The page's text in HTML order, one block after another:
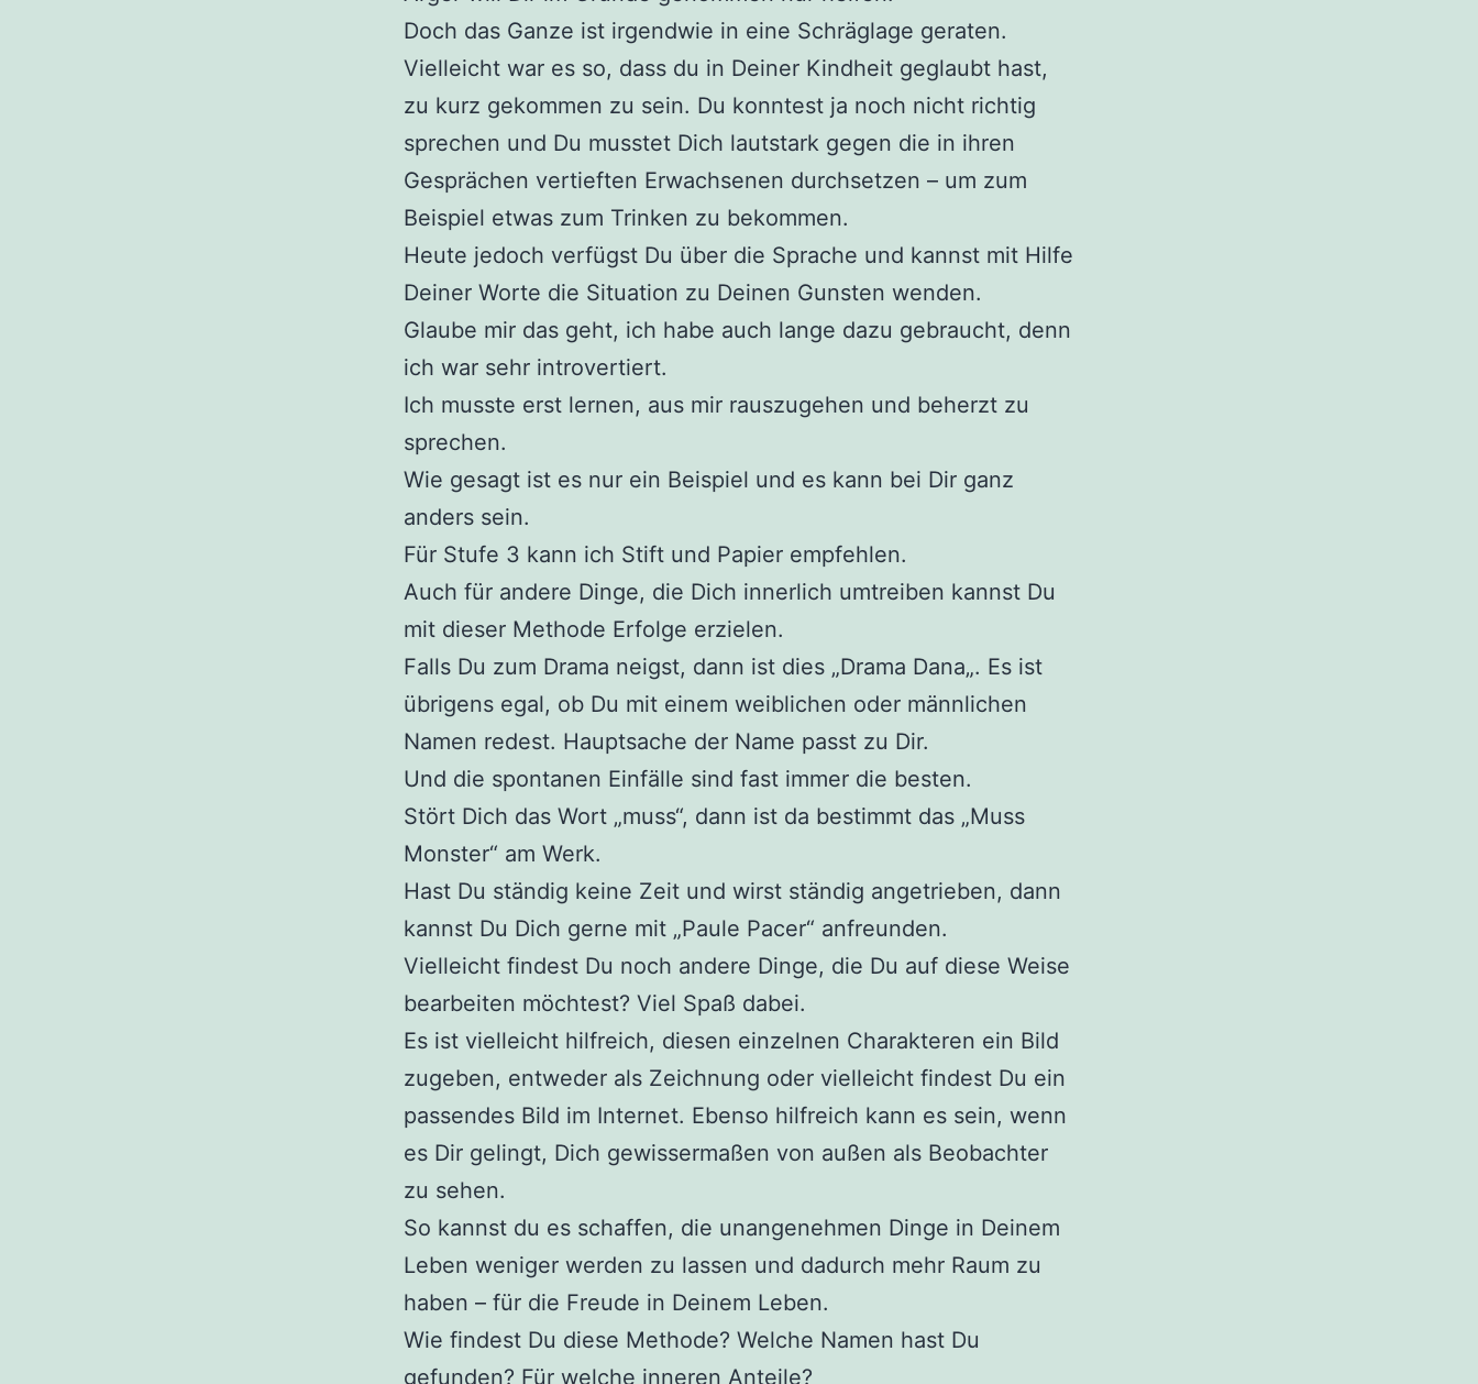
Doch das Ganze ist irgendwie in eine Schräglage geraten.
Vielleicht war es so, dass du in Deiner Kindheit geglaubt hast,
zu kurz gekommen zu sein. Du konntest ja noch nicht richtig
sprechen und Du musstet Dich lautstark gegen die in ihren
Gesprächen vertieften Erwachsenen durchsetzen – um zum
Beispiel etwas zum Trinken zu bekommen.
Heute jedoch verfügst Du über die Sprache und kannst mit Hilfe
Deiner Worte die Situation zu Deinen Gunsten wenden.
Glaube mir das geht, ich habe auch lange dazu gebraucht, denn
ich war sehr introvertiert.
Ich musste erst lernen, aus mir rauszugehen und beherzt zu
sprechen.
Wie gesagt ist es nur ein Beispiel und es kann bei Dir ganz
anders sein.
Für Stufe 3 kann ich Stift und Papier empfehlen.
Auch für andere Dinge, die Dich innerlich umtreiben kannst Du
mit dieser Methode Erfolge erzielen.
Falls Du zum Drama neigst, dann ist dies „Drama Dana„. Es ist
übrigens egal, ob Du mit einem weiblichen oder männlichen
Namen redest. Hauptsache der Name passt zu Dir.
Und die spontanen Einfälle sind fast immer die besten.
Stört Dich das Wort „muss“, dann ist da bestimmt das „Muss
Monster“ am Werk.
Hast Du ständig keine Zeit und wirst ständig angetrieben, dann
kannst Du Dich gerne mit „Paule Pacer“ anfreunden.
Vielleicht findest Du noch andere Dinge, die Du auf diese Weise
bearbeiten möchtest? Viel Spaß dabei.
Es ist vielleicht hilfreich, diesen einzelnen Charakteren ein Bild
zugeben, entweder als Zeichnung oder vielleicht findest Du ein
passendes Bild im Internet. Ebenso hilfreich kann es sein, wenn
es Dir gelingt, Dich gewissermaßen von außen als Beobachter
zu sehen.
So kannst du es schaffen, die unangenehmen Dinge in Deinem
Leben weniger werden zu lassen und dadurch mehr Raum zu
haben – für die Freude in Deinem Leben.
Wie findest Du diese Methode? Welche Namen hast Du
gefunden? Für welche inneren Anteile?